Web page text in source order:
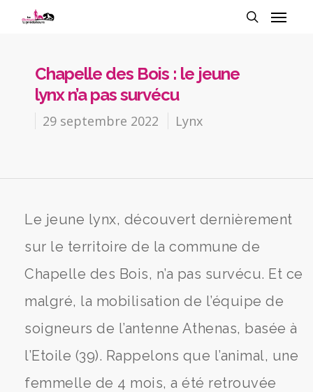
Chapelle des Bois : le jeune
lynx n’a pas survécu
29 septembre 2022 Lynx
Le jeune lynx, découvert dernièrement
sur le territoire de la commune de
Chapelle des Bois, n’a pas survécu. Et ce
malgré, la mobilisation de l’équipe de
soigneurs de l’antenne Athenas, basée à
l’Etoile (39). Rappelons que l’animal, une
femmelle de 4 mois, a été retrouvée